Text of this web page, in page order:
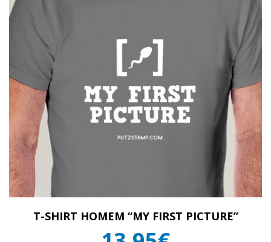
T-SHIRT HOMEM “MY FIRST PICTURE”